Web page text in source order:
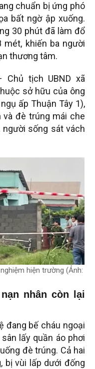
chuẩn bị ứng phó
bất ngờ ập xuống.
30 phút đã làm đổ
khiến ba người
thương tâm.
Chủ tịch UBND xã
sở hữu của ông
ấp Thuận Tây 1),
và đè trúng mái che
người sống sát vách
hiện trường (Ảnh:
nhân còn lại
đang bế cháu ngoại
lấy quần áo phơi
đè trúng. Cả hai
bị vùi lấp dưới đống